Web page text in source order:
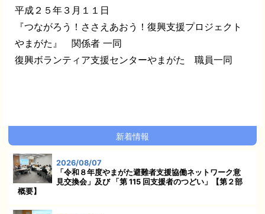
平成２５年３月１１日
『つながろう！ささえあおう！復興支援プロジェクト
やまがた』 関係者 一同
復興ボランティア支援センターやまがた 職員一同
新着情報
2026/08/07
「令和８年度やまがた避難者支援協働ネットワーク意
見交換会」及び 「第 115 回支援者のつどい」【第２部
概要】